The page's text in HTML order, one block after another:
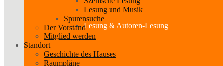
Lesung & Autoren-Lesung
Lesung und Musik
Spurensuche
Der Vorstand
Mitglied werden
Standort
Geschichte des Hauses
Raumpläne